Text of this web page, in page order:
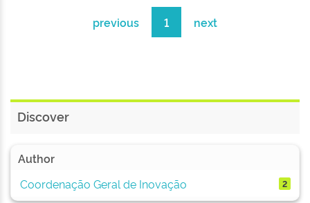
previous 1 next
Discover
Author
Coordenação Geral de Inovação
2